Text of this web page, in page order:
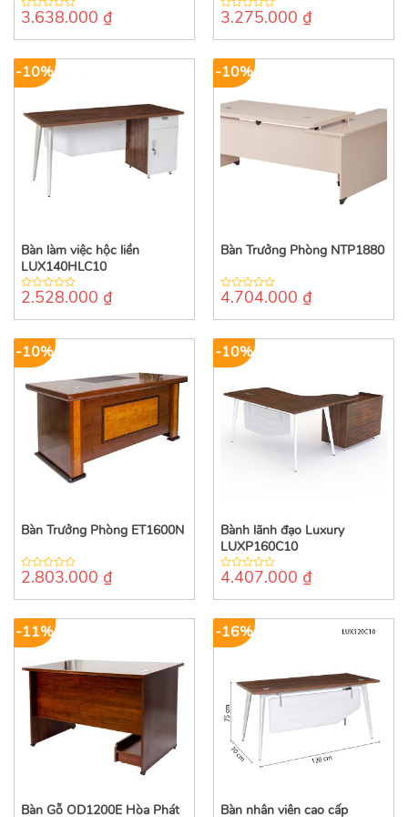
0
of
3.638.000 ₫
0
of
3.275.000 ₫
-10%
Bàn làm việc hộc liền
LUX140HLC10
0
of
2.528.000 ₫
-10%
Bàn Trưởng Phòng NTP1880
0
of
4.704.000 ₫
-10%
Bàn Trưởng Phòng ET1600N
0
of
2.803.000 ₫
-10%
Bành lãnh đạo Luxury
LUXP160C10
0
of
4.407.000 ₫
-11%
Bàn Gỗ OD1200E Hòa Phát
-16%
Bàn nhân viên cao cấp